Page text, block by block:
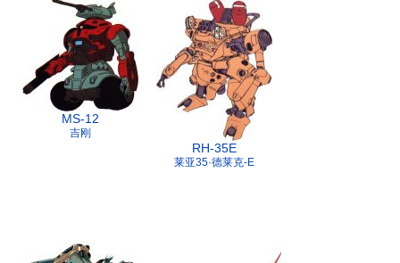
MS-12
吉刚
RH-35E
莱亚35·德莱克-E